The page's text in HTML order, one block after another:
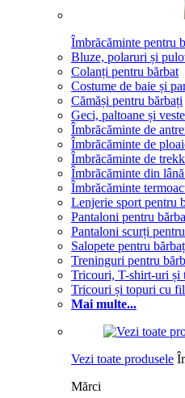
Îmbrăcăminte pentru
Bluze, polaruri și
Colanți pentru bărbat
Costume de baie și
Cămăși pentru bărbați
Geci, paltoane și
Îmbrăcăminte de
Îmbrăcăminte de
Îmbrăcăminte de
Îmbrăcăminte din
Îmbrăcăminte
Lenjerie sport pentru
Pantaloni pentru
Pantaloni scurți
Salopete pentru
Treninguri pentru
Tricouri, T-shirt-uri și
Tricouri și topuri cu
Mai multe...
Vezi toate produsele
Mărci